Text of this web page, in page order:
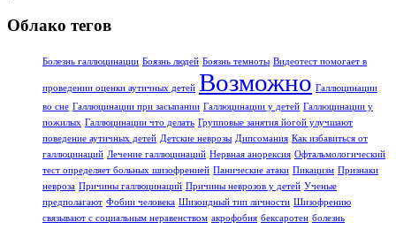
Облако тегов
Болезнь галлюцинации Боязнь людей Боязнь темноты Видеотест помогает в
проведении оценки аутичных детей Возможно Галлюцинации
во сне Галлюцинации при засыпании Галлюцинации у детей Галлюцинации у
пожилых Галлюцинации что делать Групповые занятия йогой улучшают
поведение аутичных детей Детские неврозы Дипсомания Как избавиться от
галлюцинаций Лечение галлюцинаций Нервная анорексия Офтальмологический
тест определяет больных шизофренией Панические атаки Пикацизм Признаки
невроза Причины галлюцинаций Причины неврозов у детей Ученые
предполагают Фобии человека Шизоидный тип личности Шизофрению
связывают с социальным неравенством акрофобия бексаротен болезнь